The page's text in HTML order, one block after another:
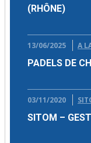
(RHÔNE)
13/06/2025 A
PADELS DE
03/11/2020
SITOM –